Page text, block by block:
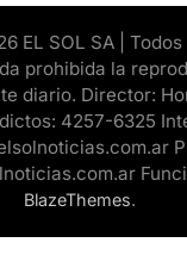
EL SOL SA |
prohibida la
diario. Director:
4257-6325
BlazeThemes.